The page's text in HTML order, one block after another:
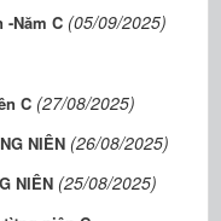
-Năm C (05/09/2025)
C (27/08/2025)
NIÊN (26/08/2025)
NIÊN (25/08/2025)